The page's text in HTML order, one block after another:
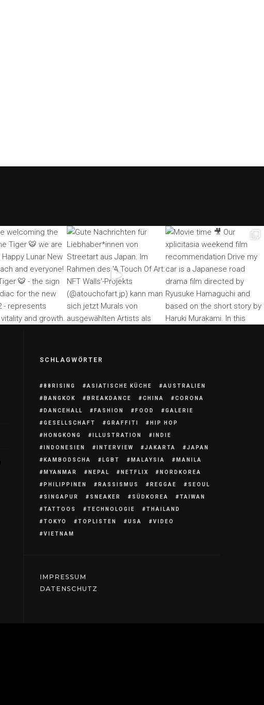
SCHLAGWÖRTER
88RISING ASIATISCHE KÜCHE AUSTRALIEN
BANGKOK BREAKDANCE CHINA CORONA
DANCEHALL FASHION FOOD GALERIE
GESELLSCHAFT GRAFFITI HIP HOP
HONGKONG ILLUSTRATION INDIE
INDONESIEN INTERVIEW JAKARTA JAPAN
KAMBODSCHA LGBT MALAYSIA MANILA
MYANMAR NEPAL NETFLIX NORDKOREA
PHILIPPINEN RASSISMUS REGGAE SEOUL
SINGAPUR SNEAKER SÜDKOREA TAIWAN
TATTOOS TECHNOLOGIE THAILAND
TOKYO TOPLISTEN USA VIDEO
VIETNAM
IMPRESSUM
DATENSCHUTZ